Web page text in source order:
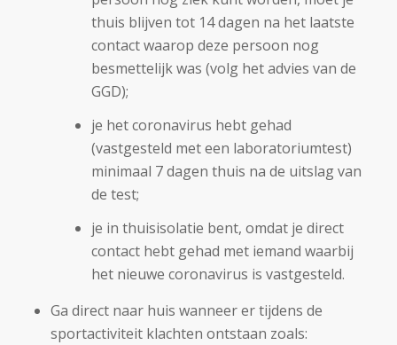
thuis blijven tot 14 dagen na het laatste
contact waarop deze persoon nog
besmettelijk was (volg het advies van de
GGD);
je het coronavirus hebt gehad
(vastgesteld met een laboratoriumtest)
minimaal 7 dagen thuis na de uitslag van
de test;
je in thuisisolatie bent, omdat je direct
contact hebt gehad met iemand waarbij
het nieuwe coronavirus is vastgesteld.
Ga direct naar huis wanneer er tijdens de
sportactiviteit klachten ontstaan zoals: